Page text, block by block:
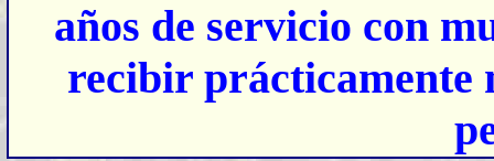
años de servicio con
recibir prácticamente